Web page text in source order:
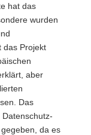
hat das
wurden
das Projekt
aber
Das
da es